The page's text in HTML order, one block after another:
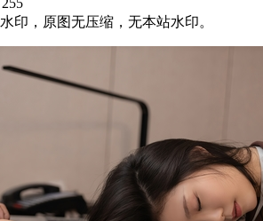
印，原图无压缩，无本站水印。